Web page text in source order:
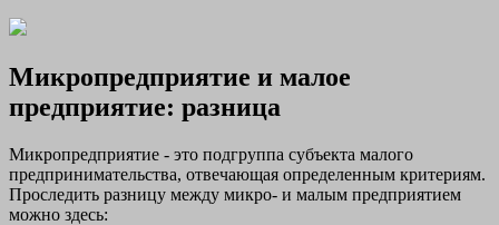
Микропредприятие и малое
предприятие: разница
Микропредприятие - это подгруппа субъекта малого
предпринимательства, отвечающая определенным критериям.
Проследить разницу между микро- и малым предприятием
можно здесь: